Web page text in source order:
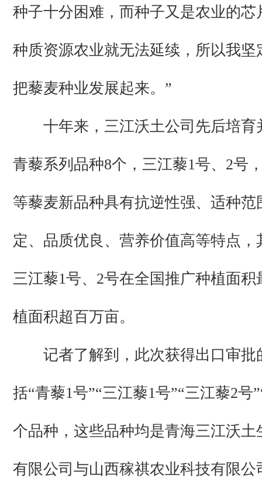
种子十分困难，而种子又是农业的芯
种质资源农业就无法延续，所以我坚
把藜麦种业发展起来。”
十年来，三江沃土公司先后培育
青藜系列品种8个，三江藜1号、2号
等藜麦新品种具有抗逆性强、适种范
定、品质优良、营养价值高等特点，
三江藜1号、2号在全国推广种植面
植面积超百万亩。
记者了解到，此次获得出口审批
括“青藜1号”“三江藜1号”“三江藜2号
个品种，这些品种均是青海三江沃土
有限公司与山西稼祺农业科技有限公